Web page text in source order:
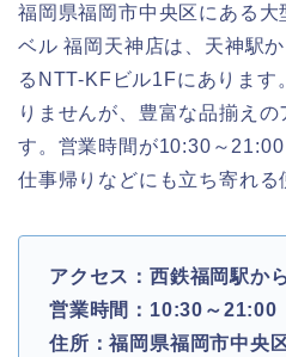
福岡県福岡市中央区にある
ベル 福岡天神店は、天神駅
るNTT-KFビル1Fにあります
りませんが、豊富な品揃えの
す。営業時間が10:30～21:00
仕事帰りなどにも立ち寄れる
アクセス：西鉄福岡駅か
営業時間：10:30～21:00
住所：福岡県福岡市中央